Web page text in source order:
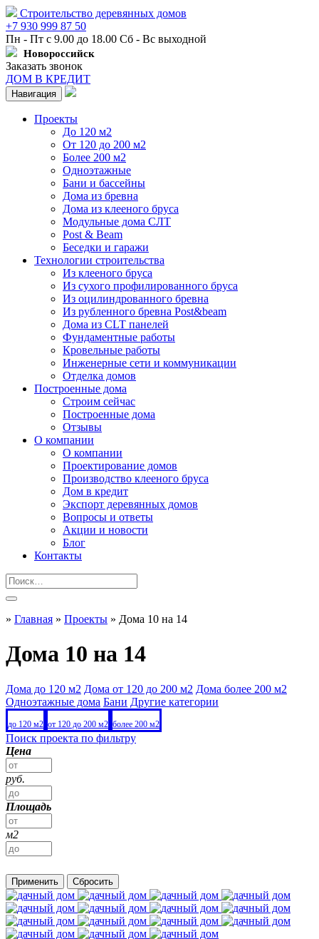
Строительство деревянных домов
+7 930 999 87 50
Пн - Пт с 9.00 до 18.00 Сб - Вс выходной
Новороссийск
Заказать звонок
ДОМ В КРЕДИТ
Навигация
Проекты
До 120 м2
От 120 до 200 м2
Более 200 м2
Одноэтажные
Бани и бассейны
Дома из бревна
Дома из клееного бруса
Модульные дома СЛТ
Post & Beam
Беседки и гаражи
Технологии строительства
Из клееного бруса
Из сухого профилированного бруса
Из оцилиндрованного бревна
Из рубленного бревна Post&beam
Дома из CLT панелей
Фундаментные работы
Кровельные работы
Инженерные сети и коммуникации
Отделка домов
Построенные дома
Строим сейчас
Построенные дома
Отзывы
О компании
О компании
Проектирование домов
Производство клееного бруса
Дом в кредит
Экспорт деревянных домов
Вопросы и ответы
Акции и новости
Блог
Контакты
» Главная » Проекты » Дома 10 на 14
Дома 10 на 14
Дома до 120 м2 Дома от 120 до 200 м2 Дома более 200 м2
Одноэтажные дома Бани Другие категории
до 120 м2 от 120 до 200 м2 более 200 м2
Поиск проекта по фильтру
Цена
руб.
Площадь
м2
Применить Сбросить